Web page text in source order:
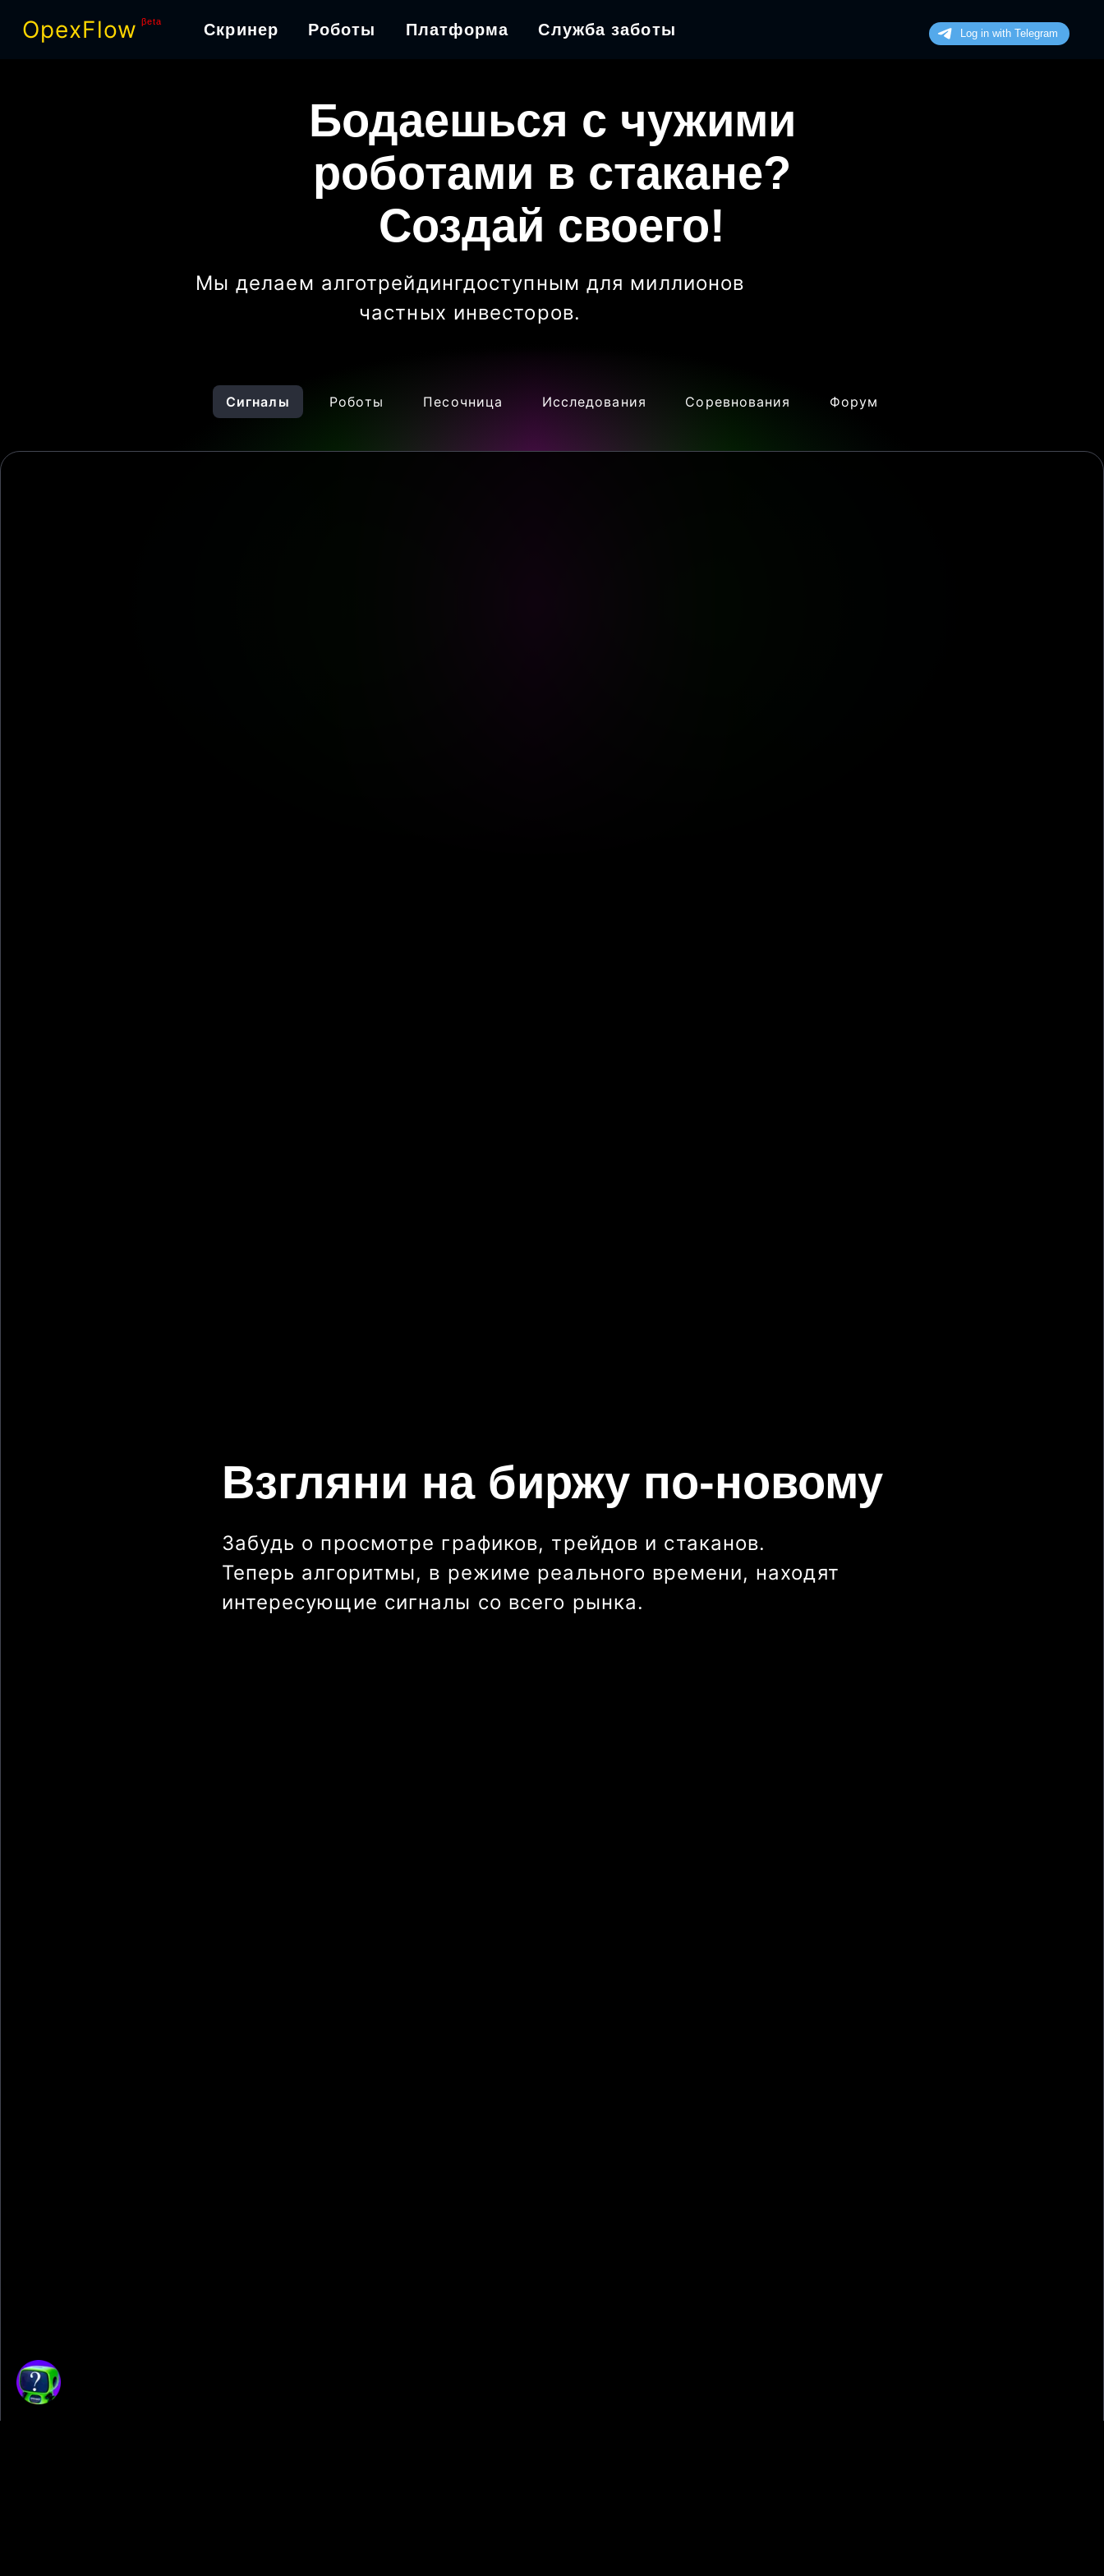
OpexFlow βeta Скринер Роботы Платформа Служба заботы
Бодаешься с чужими
роботами в стакане?
Создай своего!
Мы делаем алготрейдингдоступным для миллионов
частных инвесторов.
Сигналы Роботы Песочница Исследования Соревнования Форум
Взгляни на биржу по-новому
Забудь о просмотре графиков, трейдов и стаканов.
Теперь алгоритмы, в режиме реального времени, находят
интересующие сигналы со всего рынка.